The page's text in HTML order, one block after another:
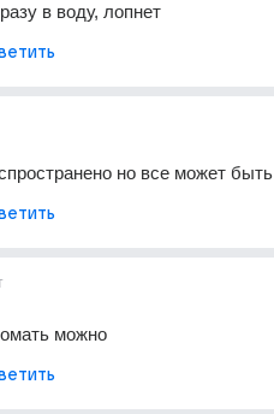
в воду, лопнет
но все может быть
можно